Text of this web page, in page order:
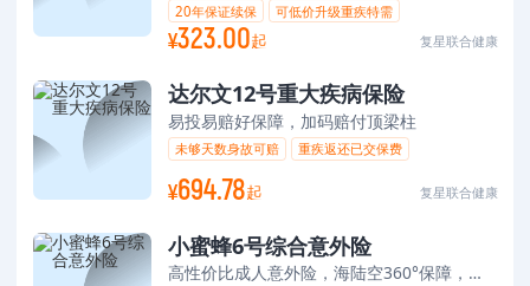
20年保证续保
可低价升级重疾特需
真0免赔价格领先
¥323.00起 复星联合健康
达尔文12号重大疾病保险
易投易赔好保障，加码赔付顶梁柱
未够天数身故可赔
重疾返还已交保费
确诊癌症额外赔
¥694.78起 复星联合健康
小蜜蜂6号综合意外险
高性价比成人意外险，海陆空360°保障，增值服务守护意外就医全流程